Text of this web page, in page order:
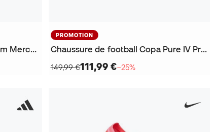
Chaussure de football Air Zoom Mercurial Vapor 17 Academy FG/MG
PROMOTION
Chaussure de football Copa Pure IV Pro FG
149,99 €111,99 €−25%